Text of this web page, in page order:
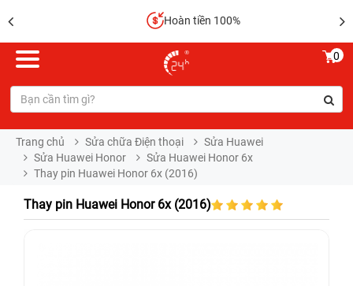
Hoàn tiền 100%
0
Trang chủ Sửa chữa Điện thoại
Sửa Huawei
Sửa Huawei Honor
Sửa Huawei Honor 6x
Thay pin Huawei Honor 6x (2016)
Thay pin Huawei Honor 6x (2016)